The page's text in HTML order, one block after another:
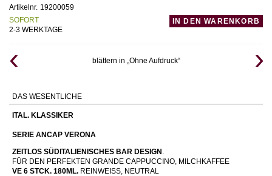
Artikelnr. 19200059
SOFORT
2-3 WERKTAGE
IN DEN WARENKORB
blättern in „Ohne Aufdruck“
DAS WESENTLICHE
ITAL. KLASSIKER
SERIE ANCAP VERONA
ZEITLOS SÜDITALIENISCHES BAR DESIGN
FÜR DEN PERFEKTEN GRANDE CAPPUCCINO, MILCHKAFFEE
VE 6 STCK. 180ML. REINWEISS, NEUTRAL